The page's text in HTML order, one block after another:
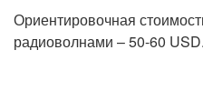
Ориентировочная
радиоволнами – 50-60 USD.